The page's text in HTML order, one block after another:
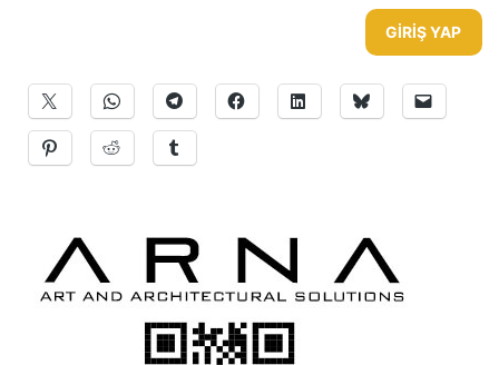
GIRIŞ YAP